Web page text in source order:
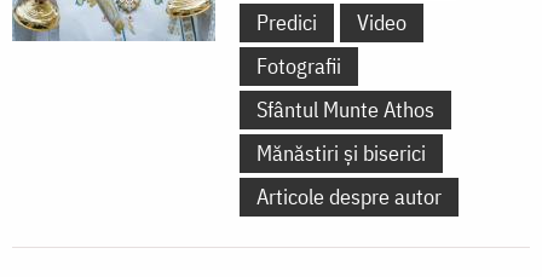
Predici
Video
Fotografii
Sfântul Munte Athos
Mănăstiri și biserici
Articole despre autor